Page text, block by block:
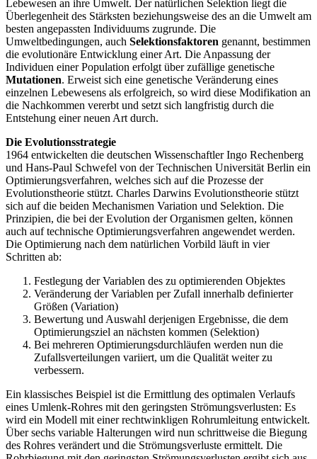
Lebewesen an ihre Umwelt. Der natürlichen Selektion liegt die
Überlegenheit des Stärksten beziehungsweise des an die Umwelt am
besten angepassten Individuums zugrunde. Die
Umweltbedingungen, auch Selektionsfaktoren genannt, bestimmen
die evolutionäre Entwicklung einer Art. Die Anpassung der
Individuen einer Population erfolgt über zufällige genetische
Mutationen. Erweist sich eine genetische Veränderung eines
einzelnen Lebewesens als erfolgreich, so wird diese Modifikation an
die Nachkommen vererbt und setzt sich langfristig durch die
Entstehung einer neuen Art durch.
Die Evolutionsstrategie
1964 entwickelten die deutschen Wissenschaftler Ingo Rechenberg
und Hans-Paul Schwefel von der Technischen Universität Berlin ein
Optimierungsverfahren, welches sich auf die Prozesse der
Evolutionstheorie stützt. Charles Darwins Evolutionstheorie stützt
sich auf die beiden Mechanismen Variation und Selektion. Die
Prinzipien, die bei der Evolution der Organismen gelten, können
auch auf technische Optimierungsverfahren angewendet werden.
Die Optimierung nach dem natürlichen Vorbild läuft in vier
Schritten ab:
Festlegung der Variablen des zu optimierenden Objektes
Veränderung der Variablen per Zufall innerhalb definierter
Größen (Variation)
Bewertung und Auswahl derjenigen Ergebnisse, die dem
Optimierungsziel an nächsten kommen (Selektion)
Bei mehreren Optimierungsdurchläufen werden nun die
Zufallsverteilungen variiert, um die Qualität weiter zu
verbessern.
Ein klassisches Beispiel ist die Ermittlung des optimalen Verlaufs
eines Umlenk-Rohres mit den geringsten Strömungsverlusten: Es
wird ein Modell mit einer rechtwinkligen Rohrumleitung entwickelt.
Über sechs variable Halterungen wird nun schrittweise die Biegung
des Rohres verändert und die Strömungsverluste ermittelt. Die